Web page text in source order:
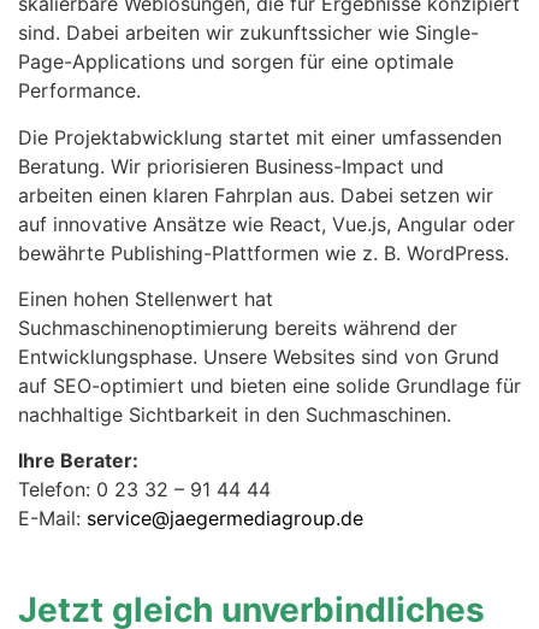
sind. Dabei arbeiten wir zukunftssicher wie Single-
Page-Applications und sorgen für eine optimale
Performance.
Die Projektabwicklung startet mit einer umfassenden
Beratung. Wir priorisieren Business-Impact und
arbeiten einen klaren Fahrplan aus. Dabei setzen wir
auf innovative Ansätze wie React, Vue.js, Angular oder
bewährte Publishing-Plattformen wie z. B. WordPress.
Einen hohen Stellenwert hat
Suchmaschinenoptimierung bereits während der
Entwicklungsphase. Unsere Websites sind von Grund
auf SEO-optimiert und bieten eine solide Grundlage für
nachhaltige Sichtbarkeit in den Suchmaschinen.
Ihre Berater:
Telefon: 0 23 32 – 91 44 44
E-Mail: service@jaegermediagroup.de
Jetzt gleich unverbindliches